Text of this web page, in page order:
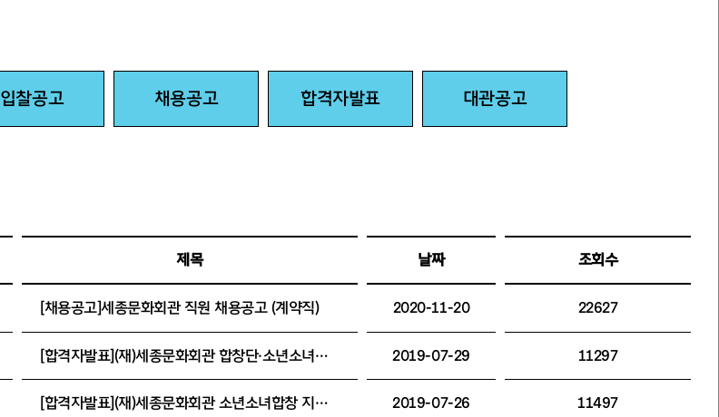
입찰공고 채용공고 합격자발표 대관공고
제목 날짜 조회수
[채용공고]세종문화회관 직원 채용공고 (계약직) 2020-11-20 22627
[합격자발표](재)세종문화회관 합창단·소년소녀합창단 총무 및 극단 기획 채용 필기전형 결과 공고 2019-07-29 11297
[합격자발표](재)세종문화회관 소년소녀합창 지휘자 공개채용 서류전형 합격자 2019-07-26 11497